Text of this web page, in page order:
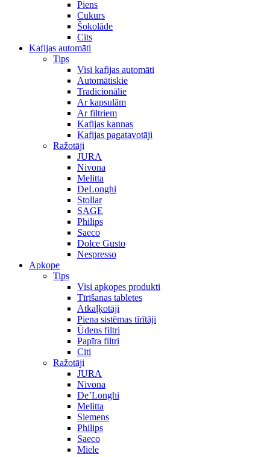
Piens
Cukurs
Šokolāde
Cits
Kafijas automāti
Tips
Visi kafijas automāti
Automātiskie
Tradicionālie
Ar kapsulām
Ar filtriem
Kafijas kannas
Kafijas pagatavotāji
Ražotāji
JURA
Nivona
Melitta
DeLonghi
Stollar
SAGE
Philips
Saeco
Dolce Gusto
Nespresso
Apkope
Tips
Visi apkopes produkti
Tīrīšanas tabletes
Atkaļķotāji
Piena sistēmas tīrītāji
Ūdens filtri
Papīra filtri
Citi
Ražotāji
JURA
Nivona
De’Longhi
Melitta
Siemens
Philips
Saeco
Miele